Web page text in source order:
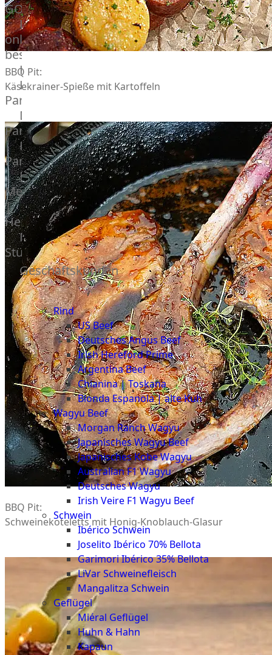
GOURMET
Lebensmittel
online
bestellen
Karriere
Kochschul-
Partner
Depot-
Partner
Frischetheken-
Partner
Männer
Metzger
|
Heinsberg
Feinkost
Stüttgen
|
Düsseldorf
The
Meat
Club
|
Stuttgart
Geschäftskunden
Fleisch
Rind
US Beef
Deutsches Angus Beef
Irish Hereford Prime
Argentina Beef
Chianina | Toskana
Blonda Espanola | alte Kuh
Wagyu Beef
Morgan Ranch Wagyu
Japanisches Wagyu Beef
Japanisches Kobe Wagyu
Australian F1 Wagyu
Deutsches Wagyu
Irish Veire F1 Wagyu Beef
Schwein
Ibérico Schwein
Joselito Ibérico 70% Bellota
Garimori Ibérico 35% Bellota
LiVar Schweinefleisch
Mangalitza Schwein
Geflügel
Miéral Geflügel
Huhn & Hahn
Kapaun
BBQ Pit:
Käsekrainer-Spieße mit Kartoffeln
BBQ Pit:
Schweinekoteletts mit Honig-Knoblauch-Glasur